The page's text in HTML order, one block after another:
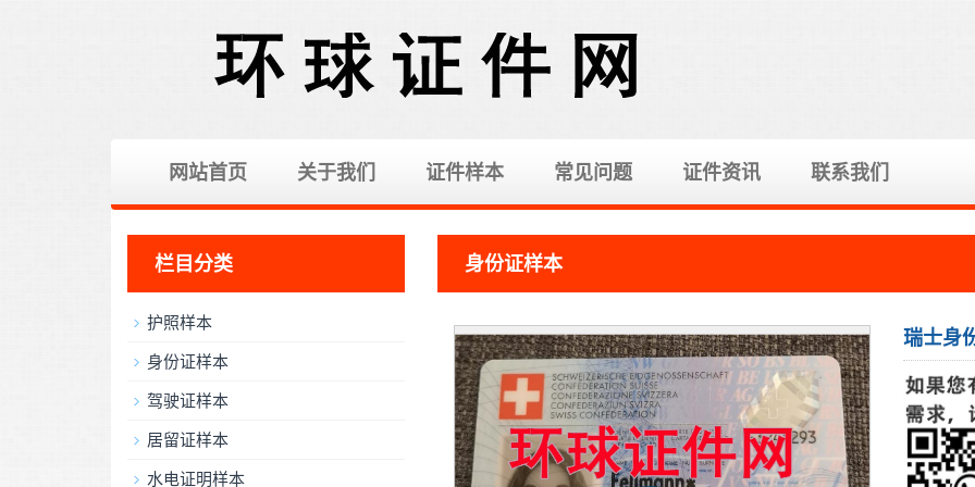
网站首页 关于我们 证件样本 常见问题 证件资讯 联系我们
身份证样本
瑞士身
栏目分类
护照样本
身份证样本
驾驶证样本
居留证样本
水电证明样本